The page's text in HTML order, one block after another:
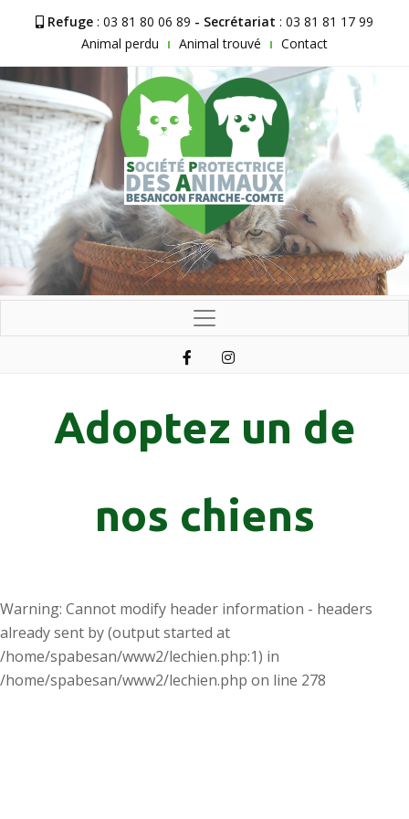
Refuge : 03 81 80 06 89 - Secrétariat : 03 81 81 17 99
Animal perdu
Animal trouvé Contact
Adoptez un de
nos chiens
Warning: Cannot modify header information - headers
already sent by (output started at
/home/spabesan/www2/lechien.php:1) in
/home/spabesan/www2/lechien.php on line 278